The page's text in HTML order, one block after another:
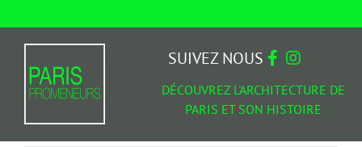
Aller à...
DÉCOUVREZ L'ARCHITECTURE DE
PARIS ET SON HISTOIRE
SUIVEZ NOUS